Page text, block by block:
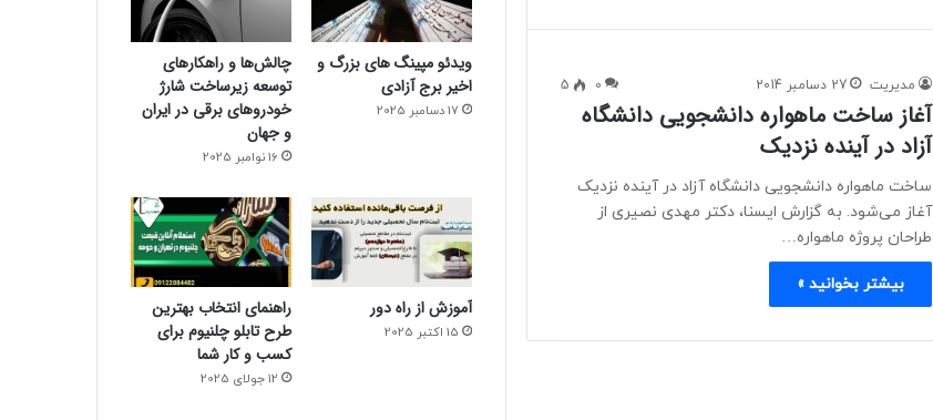
مدیریت 27 دسامبر 2014 0
5
آغاز ساخت ماهواره دانشجویی دانشگاه
آزاد در آینده نزدیک
ساخت ماهواره دانشجویی دانشگاه آزاد در آینده نزدیک
آغاز می‌شود. به گزارش ایسنا، دکتر مهدی نصیری از
طراحان پروژه ماهواره…
بیشتر بخوانید »
ویدئو مپینگ های بزرگ و
اخیر برج آزادی
17 دسامبر 2025
چالش‌ها و راهکارهای
توسعه زیرساخت شارژ
خودروهای برقی در ایران
و جهان
16 نوامبر 2025
آموزش از راه دور
15 اکتبر 2025
راهنمای انتخاب بهترین
طرح تابلو چلنیوم برای
کسب و کار شما
12 جولای 2025